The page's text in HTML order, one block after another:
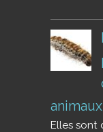
Elles sont